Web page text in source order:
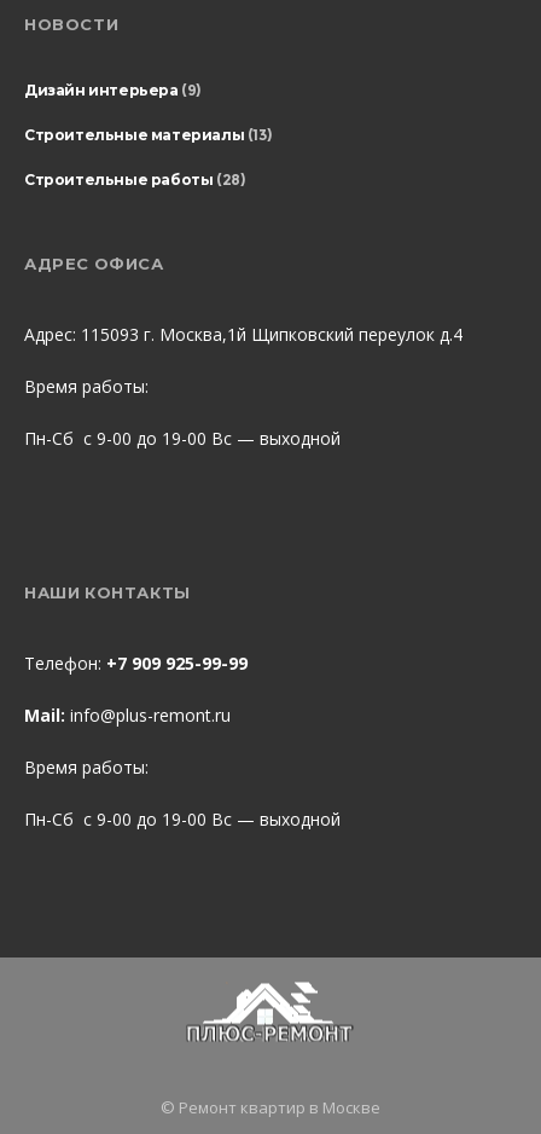
НОВОСТИ
Дизайн интерьера (9)
Строительные материалы (13)
Строительные работы (28)
АДРЕС ОФИСА
Адрес: 115093 г. Москва,1й Щипковский переулок д.4
Время работы:
Пн-Сб с 9-00 до 19-00 Вс — выходной
НАШИ КОНТАКТЫ
Телефон: +7 909 925-99-99
Mail: info@plus-remont.ru
Время работы:
Пн-Сб с 9-00 до 19-00 Вс — выходной
© Ремонт квартир в Москве